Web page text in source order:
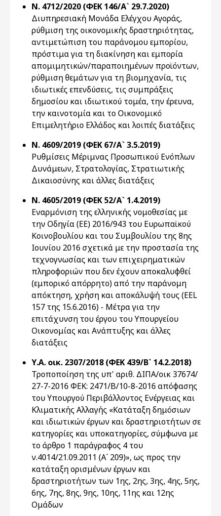
Ν. 4712/2020 (ΦΕΚ 146/Α` 29.7.2020)
Διυπηρεσιακή Μονάδα Ελέγχου Αγοράς,
ρύθμιση της οικονομικής δραστηριότητας,
αντιμετώπιση του παράνομου εμπορίου,
πρόστιμα για τη διακίνηση και εμπορία
απομιμητικών/παραποιημένων προϊόντων,
ρύθμιση θεμάτων για τη βιομηχανία, τις
ιδιωτικές επενδύσεις, τις συμπράξεις
δημοσίου και ιδιωτικού τομέα, την έρευνα,
την καινοτομία και το Οικονομικό
Επιμελητήριο Ελλάδος και λοιπές διατάξεις
Ν. 4609/2019 (ΦΕΚ 67/Α` 3.5.2019)
Ρυθμίσεις Μέριμνας Προσωπικού Ενόπλων
Δυνάμεων, Στρατολογίας, Στρατιωτικής
Δικαιοσύνης και άλλες διατάξεις
Ν. 4605/2019 (ΦΕΚ 52/Α` 1.4.2019)
Εναρμόνιση της ελληνικής νομοθεσίας με
την Οδηγία (ΕΕ) 2016/943 του Ευρωπαϊκού
Κοινοβουλίου και του Συμβουλίου της 8ης
Ιουνίου 2016 σχετικά με την προστασία της
τεχνογνωσίας και των επιχειρηματικών
πληροφοριών που δεν έχουν αποκαλυφθεί
(εμπορικό απόρρητο) από την παράνομη
απόκτηση, χρήση και αποκάλυψή τους (EEL
157 της 15.6.2016) - Μέτρα για την
επιτάχυνση του έργου του Υπουργείου
Οικονομίας και Ανάπτυξης και άλλες
διατάξεις
Υ.Α. οικ. 2307/2018 (ΦΕΚ 439/Β` 14.2.2018)
Τροποποίηση της υπ' αριθ. ΔΙΠΑ/οικ 37674/
27-7-2016 ΦΕΚ: 2471/Β/10-8-2016 απόφασης
του Υπουργού Περιβάλλοντος Ενέργειας και
Κλιματικής Αλλαγής «Κατάταξη δημόσιων
και ιδιωτικών έργων και δραστηριοτήτων σε
κατηγορίες και υποκατηγορίες, σύμφωνα με
το άρθρο 1 παράγραφος 4 του
ν.4014/21.09.2011 (Α΄ 209)», ως προς την
κατάταξη ορισμένων έργων και
δραστηριοτήτων των 1ης, 2ης, 3ης, 4ης, 5ης,
6ης, 7ης, 8ης, 9ης, 10ης, 11ης και 12ης
Ομάδων